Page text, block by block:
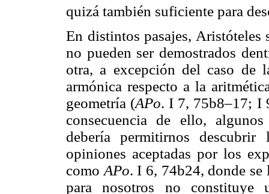
quizá también suficiente para
En distintos pasajes,
no pueden ser demostrados
otra, a excepción del caso de
armónica respecto a la
geometría (APo. I 7, 75b8–17; I
consecuencia de ello,
debería permitirnos
opiniones aceptadas por los
como APo. I 6, 74b24, donde
para nosotros no